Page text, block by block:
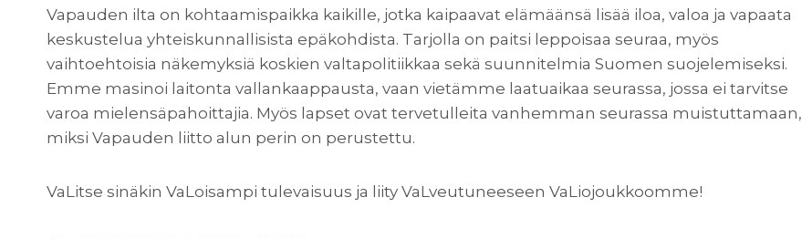
Vapauden ilta on kohtaamispaikka kaikille, jotka kaipaavat elämäänsä lisää iloa, valoa ja vapaata
keskustelua yhteiskunnallisista epäkohdista. Tarjolla on paitsi leppoisaa seuraa, myös
vaihtoehtoisia näkemyksiä koskien valtapolitiikkaa sekä suunnitelmia Suomen suojelemiseksi.
Emme masinoi laitonta vallankaappausta, vaan vietämme laatuaikaa seurassa, jossa ei tarvitse
varoa mielensäpahoittajia. Myös lapset ovat tervetulleita vanhemman seurassa muistuttamaan,
miksi Vapauden liitto alun perin on perustettu.
VaLitse sinäkin VaLoisampi tulevaisuus ja liity VaLveutuneeseen VaLiojoukkoomme!